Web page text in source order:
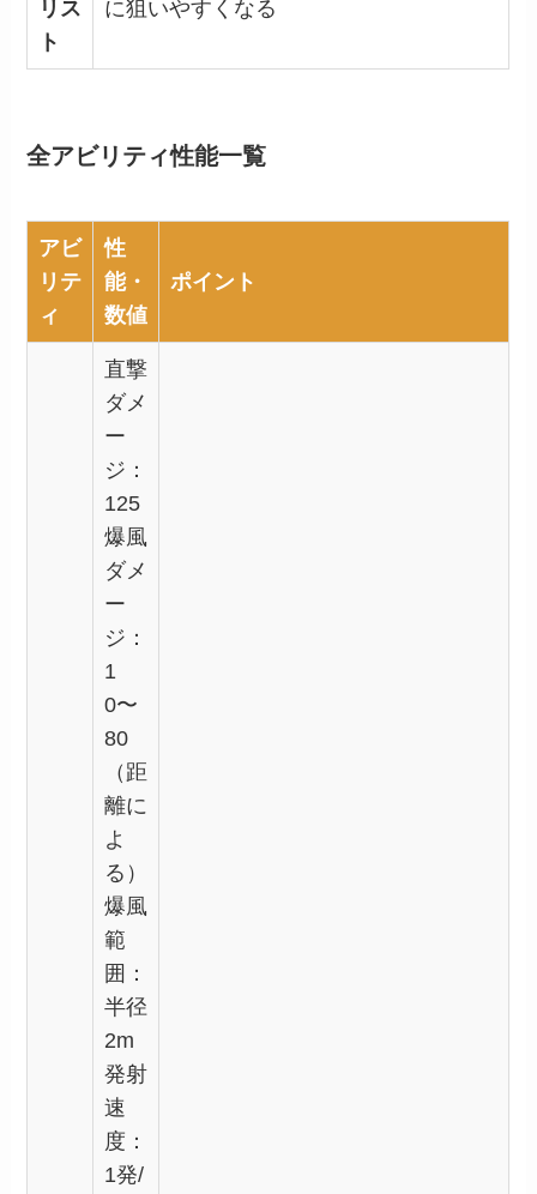
リス
ト
に狙いやすくなる
全アビリティ性能一覧
アビ
リテ
ィ
性
能・
数値
ポイント
直撃
ダメ
ー
ジ：
125
爆風
ダメ
ー
ジ：
1
0〜
80
（距
離に
よ
る）
爆風
範
囲：
半径
2m
発射
速
度：
1発/